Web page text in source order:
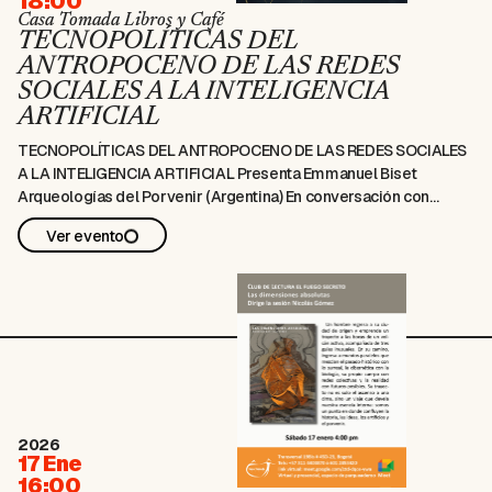
Casa Tomada Libros y Café
TECNOPOLÍTICAS DEL
ANTROPOCENO DE LAS REDES
SOCIALES A LA INTELIGENCIA
ARTIFICIAL
TECNOPOLÍTICAS DEL ANTROPOCENO DE LAS REDES SOCIALES
A LA INTELIGENCIA ARTIFICIAL Presenta Emmanuel Biset
Arqueologías del Porvenir (Argentina) En conversación con
Santiago Arcila y Andrés Abril 23 de junio // 6:00 p.m Librería
Casa Tomada Tv. 19 Bis #45D-23
Ver evento
2026
17 Ene
16:00